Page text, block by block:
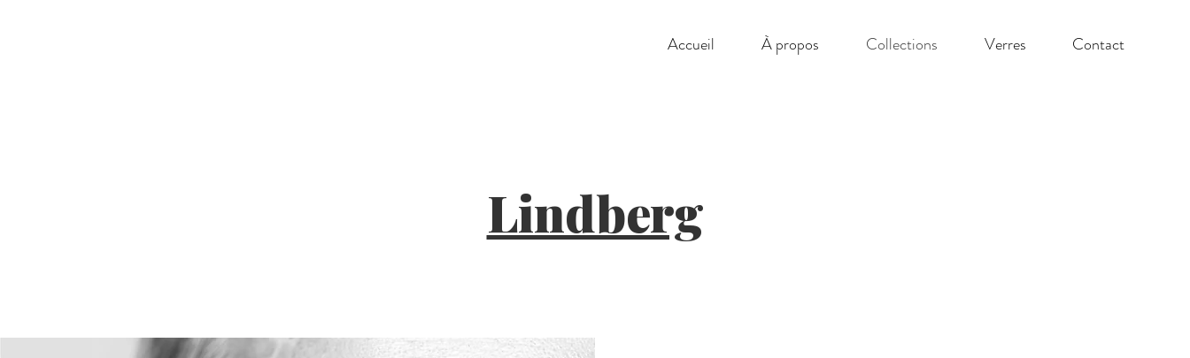
Accueil À propos Collections Verres Contact
Maison Dorléans Opticien | opticien maison Dorleans Montreuil optique | 40 Rue du Capitaine
Lindberg